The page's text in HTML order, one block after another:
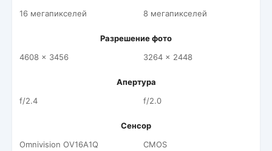
16 мегапикселей
8 мегапикселей
Разрешение фото
4608 x 3456
3264 x 2448
Апертура
f/2.4
f/2.0
Сенсор
Omnivision OV16A1Q
CMOS